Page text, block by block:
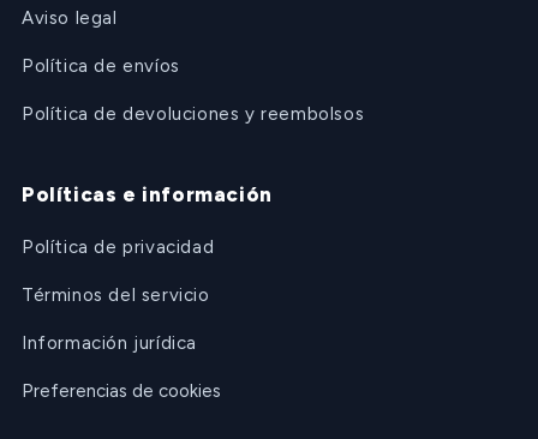
Aviso legal
Política de envíos
Política de devoluciones y reembolsos
Políticas e información
Política de privacidad
Términos del servicio
Información jurídica
Preferencias de cookies